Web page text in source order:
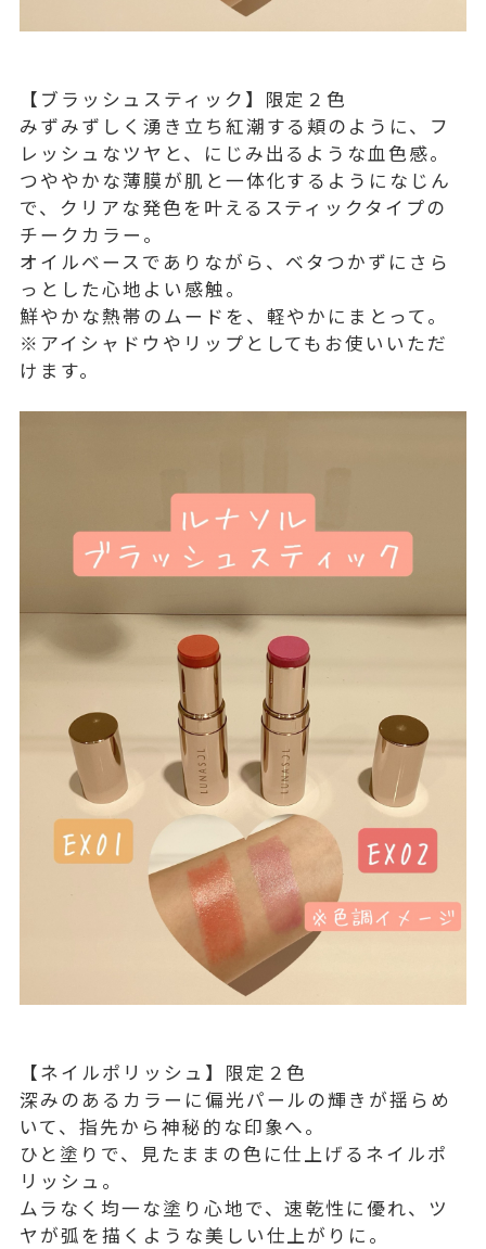
【ブラッシュスティック】限定２色
みずみずしく湧き立ち紅潮する頬のように、フ
レッシュなツヤと、にじみ出るような血色感。
つややかな薄膜が肌と一体化するようになじん
で、クリアな発色を叶えるスティックタイプの
チークカラー。
オイルベースでありながら、ベタつかずにさら
っとした心地よい感触。
鮮やかな熱帯のムードを、軽やかにまとって。
※アイシャドウやリップとしてもお使いいただ
けます。
【ネイルポリッシュ】限定２色
深みのあるカラーに偏光パールの輝きが揺らめ
いて、指先から神秘的な印象へ。
ひと塗りで、見たままの色に仕上げるネイルポ
リッシュ。
ムラなく均一な塗り心地で、速乾性に優れ、ツ
ヤが弧を描くような美しい仕上がりに。